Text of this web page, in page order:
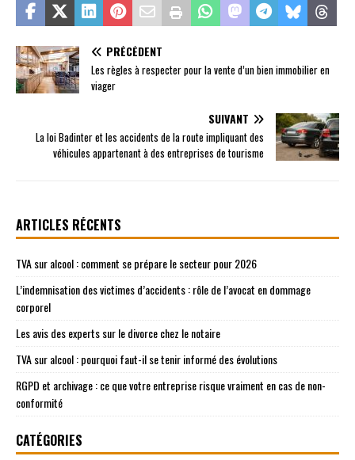
PRÉCÉDENT
Les règles à respecter pour la vente d’un bien immobilier en
viager
SUIVANT
La loi Badinter et les accidents de la route impliquant des
véhicules appartenant à des entreprises de tourisme
ARTICLES RÉCENTS
TVA sur alcool : comment se prépare le secteur pour 2026
L’indemnisation des victimes d’accidents : rôle de l’avocat en dommage
corporel
Les avis des experts sur le divorce chez le notaire
TVA sur alcool : pourquoi faut-il se tenir informé des évolutions
RGPD et archivage : ce que votre entreprise risque vraiment en cas de non-
conformité
CATÉGORIES